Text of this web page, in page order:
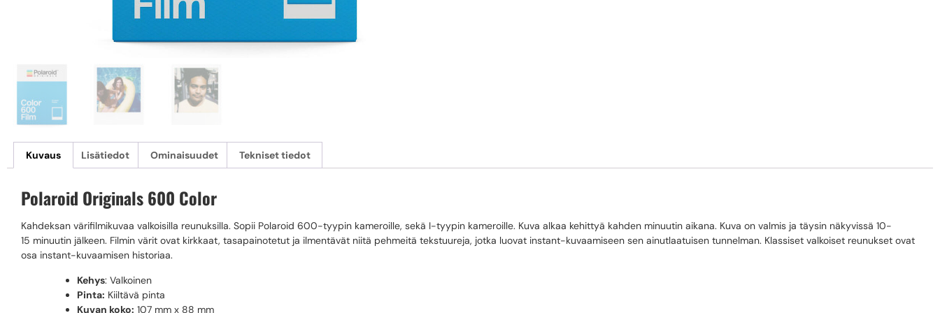
Kuvaus Lisätiedot Ominaisuudet Tekniset tiedot
Polaroid Originals 600 Color
Kahdeksan värifilmikuvaa valkoisilla reunuksilla. Sopii Polaroid 600-tyypin kameroille, sekä I-tyypin kameroille. Kuva alkaa kehittyä kahden minuutin aikana. Kuva on valmis ja täysin näkyvissä 10-
15 minuutin jälkeen. Filmin värit ovat kirkkaat, tasapainotetut ja ilmentävät niitä pehmeitä tekstuureja, jotka luovat instant-kuvaamiseen sen ainutlaatuisen tunnelman. Klassiset valkoiset reunukset ovat
osa instant-kuvaamisen historiaa.
Kehys: Valkoinen
Pinta: Kiiltävä pinta
Kuvan koko: 107 mm x 88 mm